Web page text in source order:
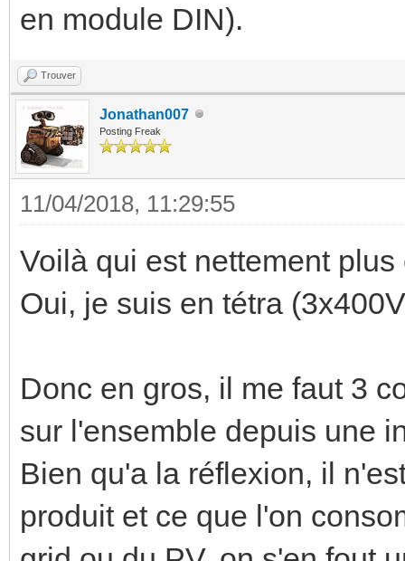
en module DIN).
Trouver
Jonathan007
Posting Freak
11/04/2018, 11:29:55
Voilà qui est nettement plus
Oui, je suis en tétra
Donc en gros, il me faut 3
sur l'ensemble depuis une
Bien qu'a la réflexion, il
produit et ce que l'on